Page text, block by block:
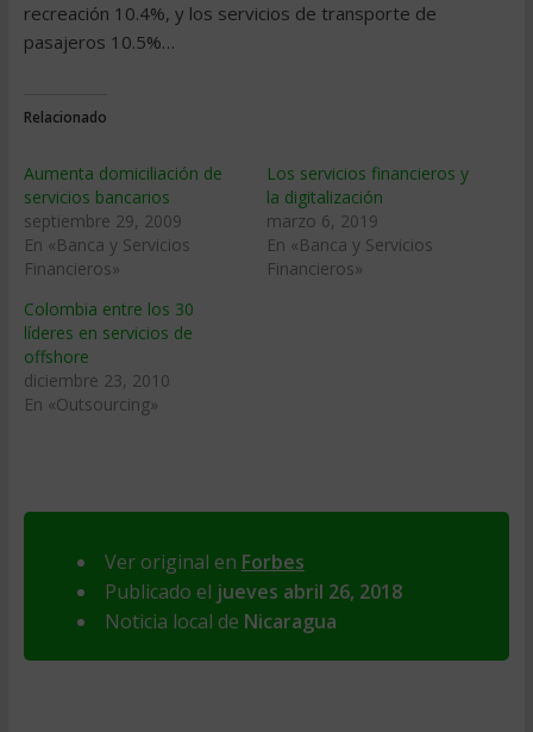
recreación 10.4%, y los servicios de transporte de
pasajeros 10.5%…
Relacionado
Aumenta domiciliación de
servicios bancarios
septiembre 29, 2009
En «Banca y Servicios
Financieros»
Los servicios financieros y
la digitalización
marzo 6, 2019
En «Banca y Servicios
Financieros»
Colombia entre los 30
líderes en servicios de
offshore
diciembre 23, 2010
En «Outsourcing»
Ver original en Forbes
Publicado el jueves abril 26, 2018
Noticia local de Nicaragua